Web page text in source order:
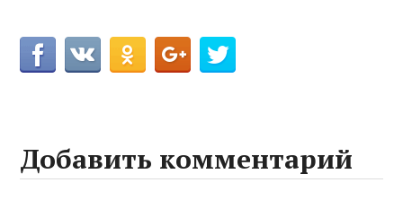
Добавить комментарий